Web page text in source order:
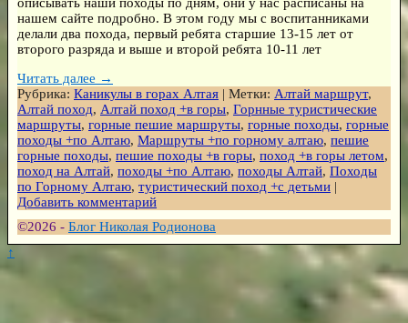
нашем сайте подробно. В этом году мы с воспитанниками
делали два похода, первый ребята старшие 13-15 лет от
второго разряда и выше и второй ребята 10-11 лет
Читать далее →
Рубрика: Каникулы в горах Алтая | Метки: Алтай маршрут,
Алтай поход, Алтай поход +в горы, Горнные туристические
маршруты, горные пешие маршруты, горные походы, горные
походы +по Алтаю, Маршруты +по горному алтаю, пешие
горные походы, пешие походы +в горы, поход +в горы летом,
поход на Алтай, походы +по Алтаю, походы Алтай, Походы
по Горному Алтаю, туристический поход +с детьми |
Добавить комментарий
©2026 - Блог Николая Родионова
↑